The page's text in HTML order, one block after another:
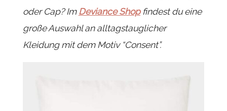
oder Cap? ImDeviance Shopfindest du eine
große Auswahl an alltagstauglicher
Kleidung mit dem Motiv “Consent”.